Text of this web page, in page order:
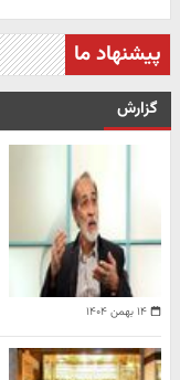
پیشنهاد ما
گزارش
۱۴ بهمن ۱۴۰۴